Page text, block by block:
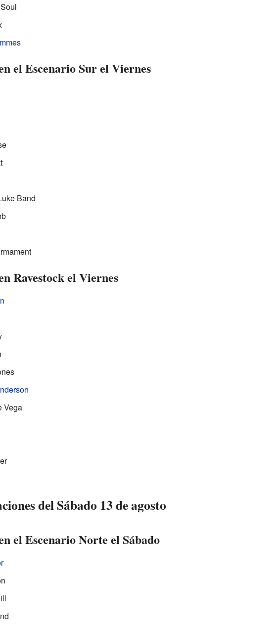
el Escenario Sur el Viernes
Band
Ravestock el Viernes
Vega
del Sábado 13 de agosto
el Escenario Norte el Sábado